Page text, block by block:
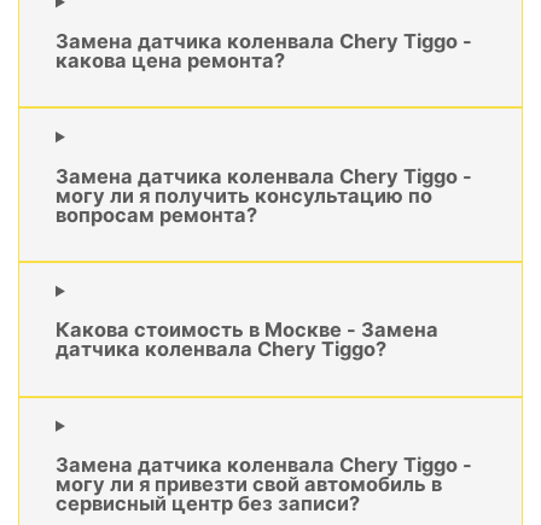
Замена датчика коленвала Chery Tiggo -
какова цена ремонта?
Замена датчика коленвала Chery Tiggo -
могу ли я получить консультацию по
вопросам ремонта?
Какова стоимость в Москве - Замена
датчика коленвала Chery Tiggo?
Замена датчика коленвала Chery Tiggo -
могу ли я привезти свой автомобиль в
сервисный центр без записи?